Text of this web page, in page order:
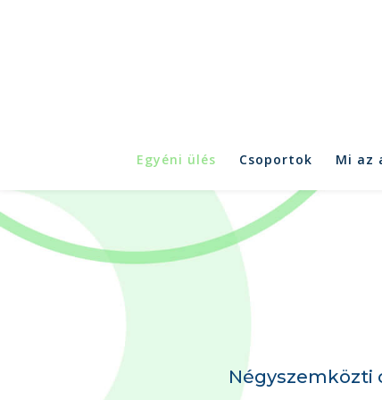
Egyéni ülés Csoportok Mi az
Négyszemközti